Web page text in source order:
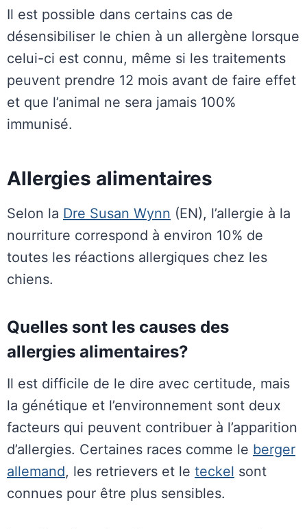
Il est possible dans certains cas de
désensibiliser le chien à un allergène lorsque
celui-ci est connu, même si les traitements
peuvent prendre 12 mois avant de faire effet
et que l’animal ne sera jamais 100%
immunisé.
Allergies alimentaires
Selon la Dre Susan Wynn (EN), l’allergie à la
nourriture correspond à environ 10% de
toutes les réactions allergiques chez les
chiens.
Quelles sont les causes des
allergies alimentaires?
Il est difficile de le dire avec certitude, mais
la génétique et l’environnement sont deux
facteurs qui peuvent contribuer à l’apparition
d’allergies. Certaines races comme le berger
allemand, les retrievers et le teckel sont
connues pour être plus sensibles.